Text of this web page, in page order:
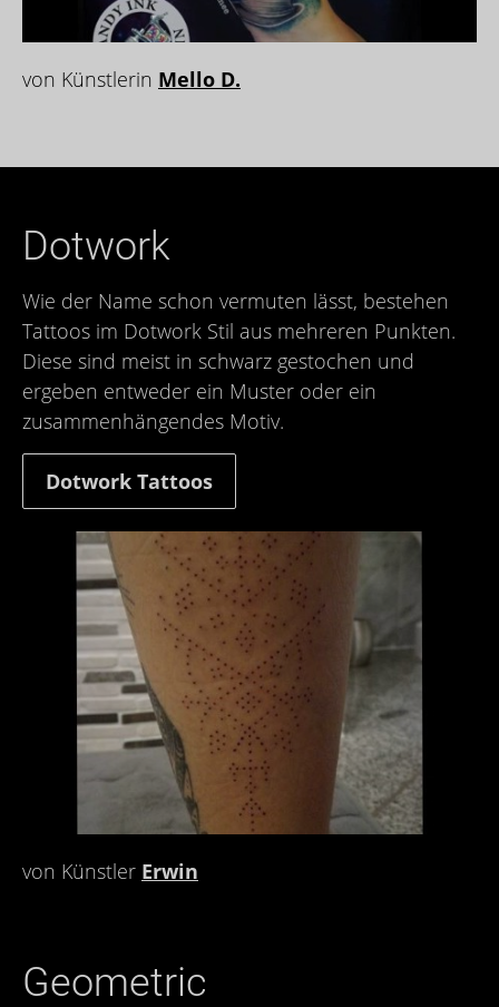
von Künstlerin Mello D.
Dotwork
Wie der Name schon vermuten lässt, bestehen
Tattoos im Dotwork Stil aus mehreren Punkten.
Diese sind meist in schwarz gestochen und
ergeben entweder ein Muster oder ein
zusammenhängendes Motiv.
Dotwork Tattoos
von Künstler Erwin
Geometric